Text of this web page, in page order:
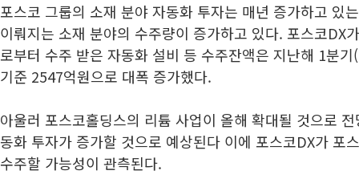
포스코 그룹의 소재 분야 자동화 투자는 매년 증가하고 있
이뤄지는 소재 분야의 수주량이 증가하고 있다. 포스코DX
로부터 수주 받은 자동화 설비 등 수주잔액은 지난해 1분
기준 2547억원으로 대폭 증가했다.
아울러 포스코홀딩스의 리튬 사업이 올해 확대될 것으로
동화 투자가 증가할 것으로 예상된다 이에 포스코DX가 포
수주할 가능성이 관측된다.